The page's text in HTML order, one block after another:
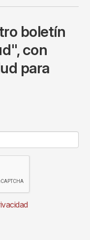
boletín
con
para